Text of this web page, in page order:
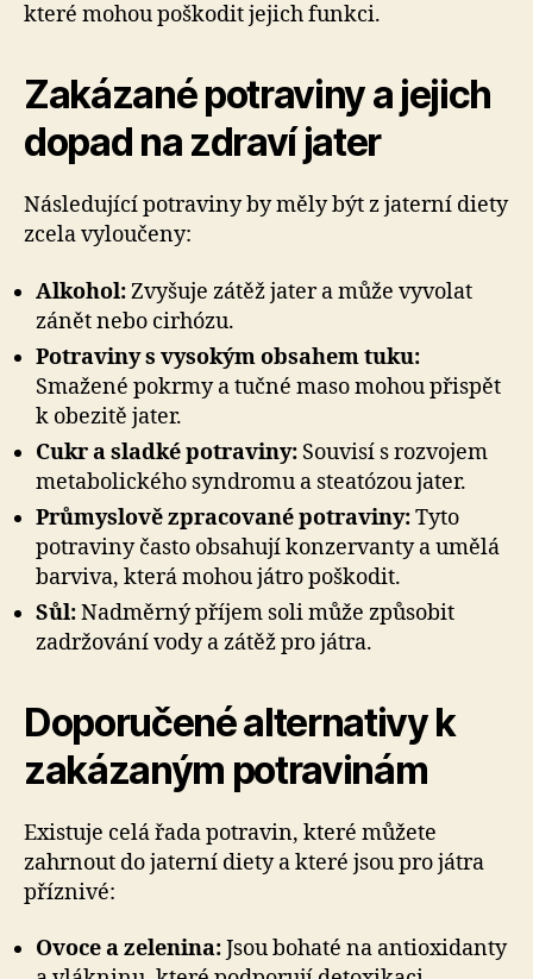
které mohou poškodit jejich funkci.
Zakázané potraviny a jejich
dopad na zdraví jater
Následující potraviny by měly být z jaterní diety
zcela vyloučeny:
Alkohol:Zvyšuje zátěž jater a může vyvolat
zánět nebo cirhózu.
Potraviny s vysokým obsahem tuku:
Smažené pokrmy a tučné maso mohou přispět
k obezitě jater.
Cukr a sladké potraviny: Souvisí s rozvojem
metabolického syndromu a steatózou jater.
Průmyslově zpracované potraviny:Tyto
potraviny často obsahují konzervanty a umělá
barviva, která mohou játro poškodit.
Sůl:Nadměrný příjem soli může způsobit
zadržování vody a zátěž pro játra.
Doporučené alternativy k
zakázaným potravinám
Existuje celá řada potravin, které můžete
zahrnout do jaterní diety a které jsou pro játra
příznivé:
Ovoce a zelenina:Jsou bohaté na antioxidanty